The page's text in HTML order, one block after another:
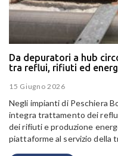
Da depuratori a hub
tra reflui, rifiuti ed
15 Giugno 2026
Negli impianti di Peschiera
integra trattamento dei
dei rifiuti e produzione
piattaforme al servizio della